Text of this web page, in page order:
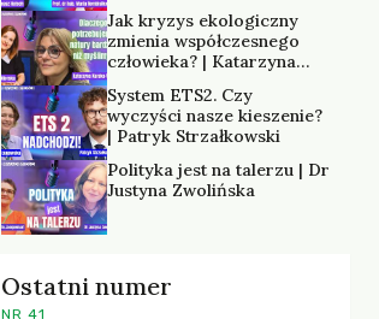
Jak kryzys ekologiczny
zmienia współczesnego
człowieka? | Katarzyna
System ETS2. Czy
wyczyści nasze kieszenie?
| Patryk Strzałkowski
Polityka jest na talerzu | Dr
Justyna Zwolińska
Ostatni numer
NR 41